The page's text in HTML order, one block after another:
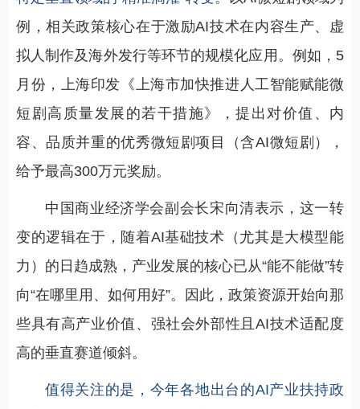
例，相关政策核心在于激励AI技术在内容生产、虚
拟人制作及海外发行等环节的规模化应用。例如，5
月份，上海印发《上海市加快推进人工智能赋能微
短剧高质量发展的若干措施》，提出对价值、内
容、品质并重的优秀微短剧项目（含AI微短剧），
给予最高300万元奖励。
中国商业经济学会副会长宋向清表示，这一转
变的逻辑在于，随着AI基础技术（尤其是大模型能
力）的日趋成熟，产业发展的核心已从“能不能做”转
向“在哪里用、如何用好”。因此，政策资源开始向那
些具有高产业价值、强社会外部性且AI技术适配度
高的垂直赛道倾斜。
值得关注的是，今年各地出台的AI产业扶持政